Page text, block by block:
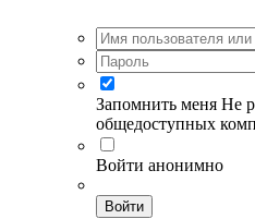
Запомнить меня Не
общедоступных
Войти анонимно
Войти